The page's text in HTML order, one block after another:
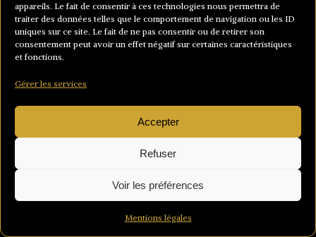
appareils. Le fait de consentir à ces technologies nous permettra de
traiter des données telles que le comportement de navigation ou les ID
uniques sur ce site. Le fait de ne pas consentir ou de retirer son
consentement peut avoir un effet négatif sur certaines caractéristiques
et fonctions.
Gérer les services
Accepter
Refuser
Voir les préférences
Mentions légales